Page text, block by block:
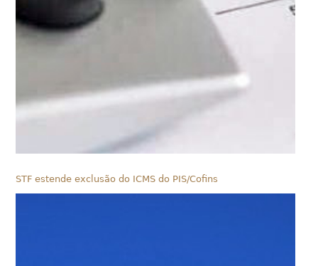
STF estende exclusão do ICMS do PIS/Cofins